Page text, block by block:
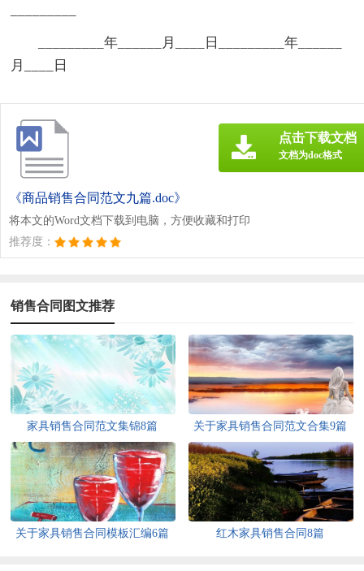
_________年______月____日_________年______
月____日
《商品销售合同范文九篇.doc》
将本文的Word文档下载到电脑，方便收藏和打印
推荐度：
点击下载文档
文档为doc格式
销售合同图文推荐
家具销售合同范文集锦8篇 关于家具销售合同范文合集9篇
关于家具销售合同模板汇编6篇 红木家具销售合同8篇